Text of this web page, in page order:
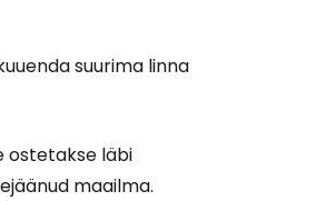
suurima linna
ostetakse läbi
maailma.